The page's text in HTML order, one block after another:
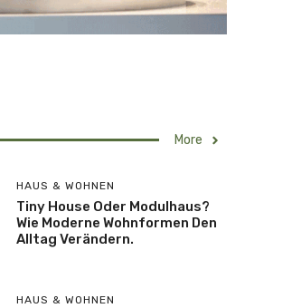
More
HAUS & WOHNEN
Tiny House Oder Modulhaus?
Wie Moderne Wohnformen Den
Alltag Verändern.
HAUS & WOHNEN